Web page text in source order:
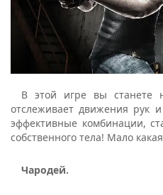
В этой игре вы станете
отслеживает движения рук
эффективные комбинации,
собственного тела! Мало
Чародей.